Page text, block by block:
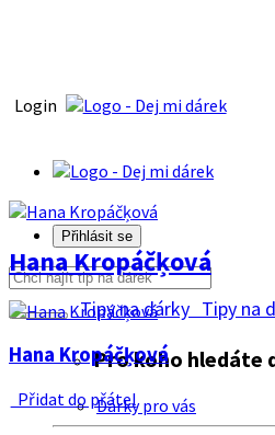
Login
Přihlásit se
Tipy na dárky Tipy na
Pro koho hledáte
Dárky pro vás
Hana Kropáčķová
Hana Kropáčķová
Přidat do přátel